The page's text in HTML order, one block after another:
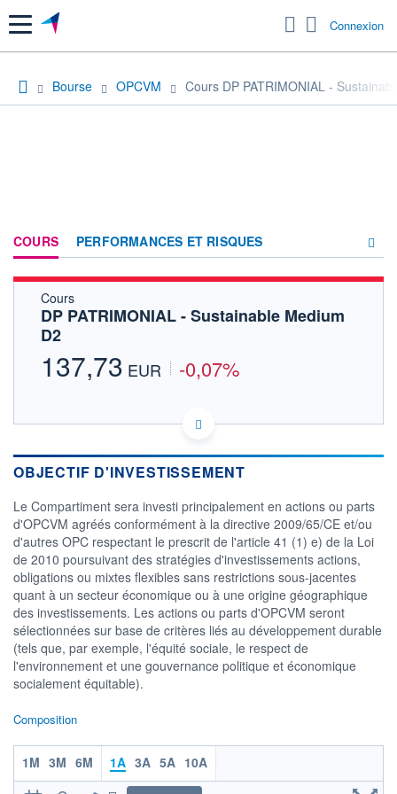
Menu Connexion
Bourse OPCVM Cours DP PATRIMONIAL -
COURS PERFORMANCES ET RISQUES
FORUM
Cours
DP PATRIMONIAL - Sustainable Medium
D2
137,73 EUR -0,07%
LU1862521793 - CA Indosuez Fund Solutions
Consulter le prospectus / DIC
130
140
CATÉGORIE MORNINGSTAR
Allocation EUR Modérée -
International
ÉLIGIBILITÉ
PEA PEA-PME BOURSOVIE LUX
CTO BUSINESS
OBJECTIF D'INVESTISSEMENT
Le Compartiment sera investi principalement en actions ou parts
d'OPCVM agréés conformément à la directive 2009/65/CE et/ou
d'autres OPC respectant le prescrit de l'article 41 (1) e) de la Loi
de 2010 poursuivant des stratégies d'investissements actions,
obligations ou mixtes flexibles sans restrictions sous-jacentes
quant à un secteur économique ou à une origine géographique
des investissements. Les actions ou parts d'OPCVM seront
sélectionnées sur base de critères liés au développement durable
(tels que, par exemple, l'équité sociale, le respect de
l'environnement et une gouvernance politique et économique
socialement équitable).
Composition
1M 3M 6M 1A 3A 5A 10A